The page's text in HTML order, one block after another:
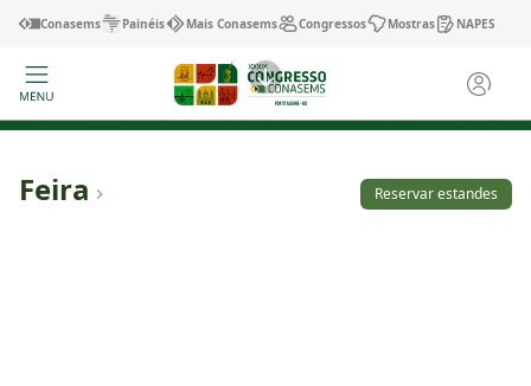
Conasems Painéis Mais Conasems Congressos Mostras NAPES
Feira Reservar estandes